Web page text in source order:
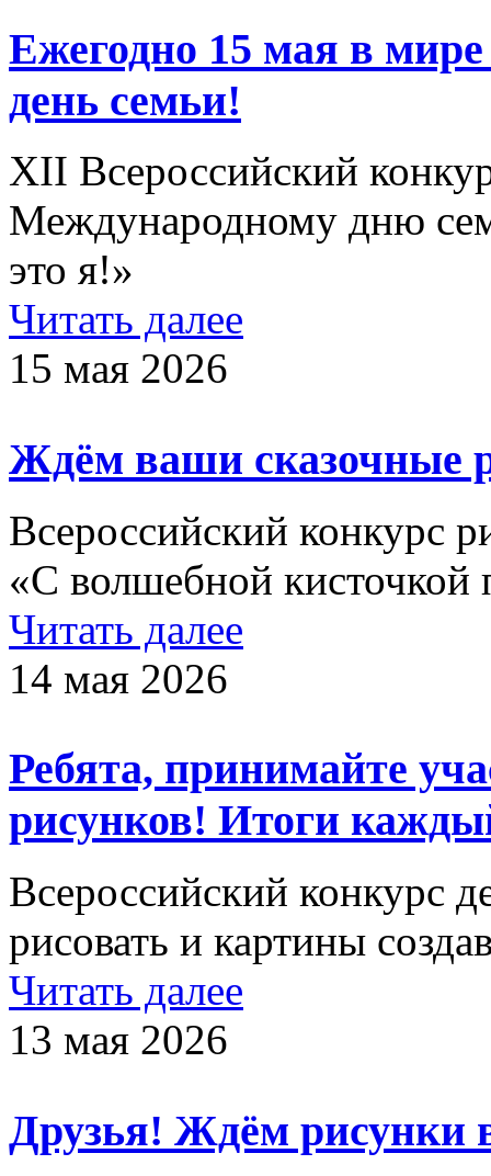
Ежегодно 15 мая в
день семьи!
XII Всероссийский
Международному дню
это я!»
Читать далее
15 мая 2026
Ждём ваши сказочные
Всероссийский конкурс
«С волшебной кисточкой
Читать далее
14 мая 2026
Ребята, принимайте
рисунков! Итоги
Всероссийский конкурс
рисовать и картины
Читать далее
13 мая 2026
Друзья! Ждём рисунки